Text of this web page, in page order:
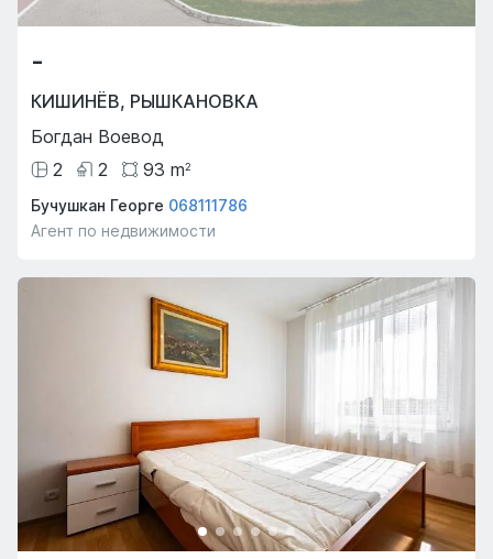
-
КИШИНЁВ, РЫШКАНОВКА
Богдан Воевод
2
2 93 m2
Бучушкан Георге 068111786
Агент по недвижимости